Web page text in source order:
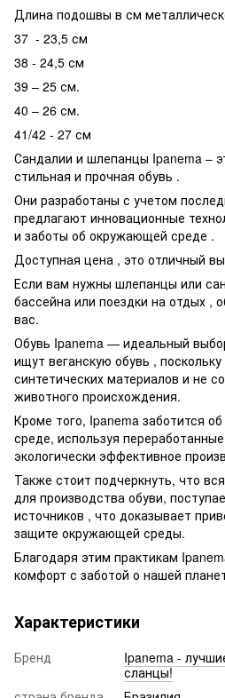
Длина подошвы в см
37 - 23,5 см
38 - 24,5 см
39 – 25 см.
40 – 26 см.
41/42 - 27 см
Сандалии и шлепанцы Ipanema –
стильная и прочная обувь .
Они разработаны с учетом
предлагают инновационные
и заботы об окружающей среде .
Доступная цена , это отличный
Если вам нужны шлепанцы или
бассейна или поездки на отдых ,
вас.
Обувь Ipanema — идеальный
ищут веганскую обувь ,
синтетических материалов и не
животного происхождения.
Кроме того, Ipanema заботится
среде, используя
экологически эффективное
Также стоит подчеркнуть, что
для производства обуви,
источников , что доказывает
защите окружающей среды.
Благодаря этим практикам
комфорт с заботой о нашей
Характеристики
Бренд
Ipanema -
сланцы!